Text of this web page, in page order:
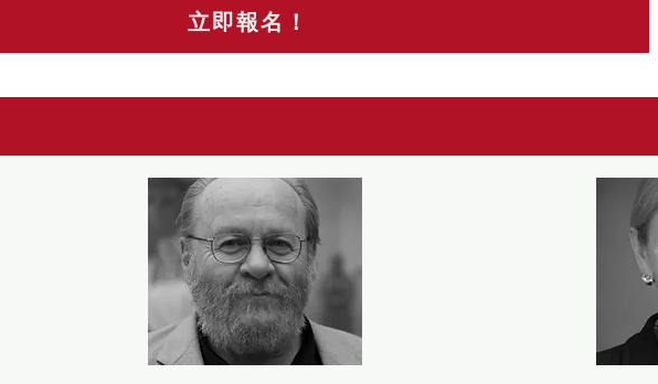
立即報名！